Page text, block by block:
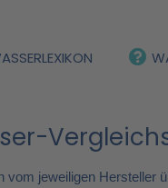
vom jeweiligen Hersteller